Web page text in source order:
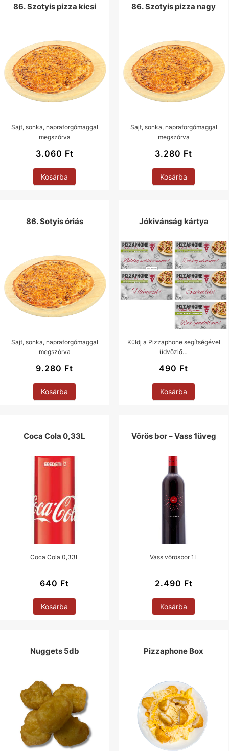
86. Szotyis pizza kicsi
Sajt, sonka, napraforgómaggal
megszórva
3.060 Ft
Kosárba
86. Szotyis pizza nagy
Sajt, sonka, napraforgómaggal
megszórva
3.280 Ft
Kosárba
86. Sotyis óriás
Sajt, sonka, napraforgómaggal
megszórva
9.280 Ft
Kosárba
Jókivánság kártya
Küldj a Pizzaphone segítségével
üdvözlő…
490 Ft
Kosárba
Coca Cola 0,33L
Coca Cola 0,33L
640 Ft
Kosárba
Vörös bor – Vass 1üveg
Vass vörösbor 1L
2.490 Ft
Kosárba
Nuggets 5db Pizzaphone Box